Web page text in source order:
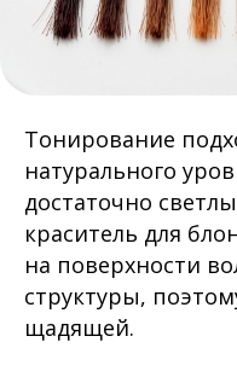
Тонирование
натурального
достаточно
краситель для
на поверхности
структуры,
щадящей.